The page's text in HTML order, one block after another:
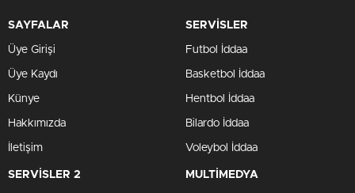
SAYFALAR
Üye Girişi
Üye Kaydı
Künye
Hakkımızda
İletişim
SERVİSLER
Futbol İddaa
Basketbol İddaa
Hentbol İddaa
Bilardo İddaa
Voleybol İddaa
SERVİSLER 2 MULTİMEDYA